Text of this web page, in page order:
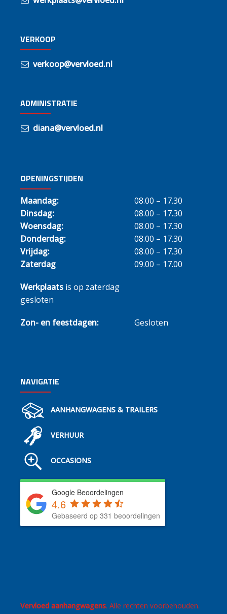
VERKOOP
verkoop@vervloed.nl
ADMINISTRATIE
diana@vervloed.nl
OPENINGSTIJDEN
Maandag:
08.00 – 17.30
Dinsdag:
08.00 – 17.30
Woensdag:
08.00 – 17.30
Donderdag:
08.00 – 17.30
Vrijdag:
08.00 – 17.30
Zaterdag
09.00 – 17.00
Werkplaats is op zaterdag
gesloten
Zon- en feestdagen: Gesloten
NAVIGATIE
AANHANGWAGENS & TRAILERS
VERHUUR
OCCASIONS
Google Beoordelingen
4.6
Gebaseerd op 331 beoordelingen
Vervloed aanhangwagens. Alle rechten voorbehouden.